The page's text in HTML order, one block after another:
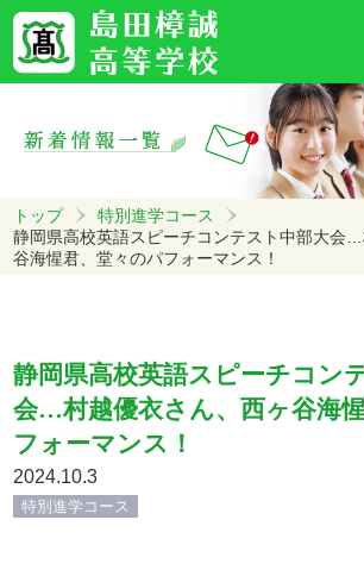
トップ
特別進学コース
静岡県高校英語スピーチコンテスト中部大会
谷海惺君、堂々のパフォーマンス！
静岡県高校英語スピーチコン
会…村越優衣さん、西ヶ谷海
フォーマンス！
2024.10.3
特別進学コース